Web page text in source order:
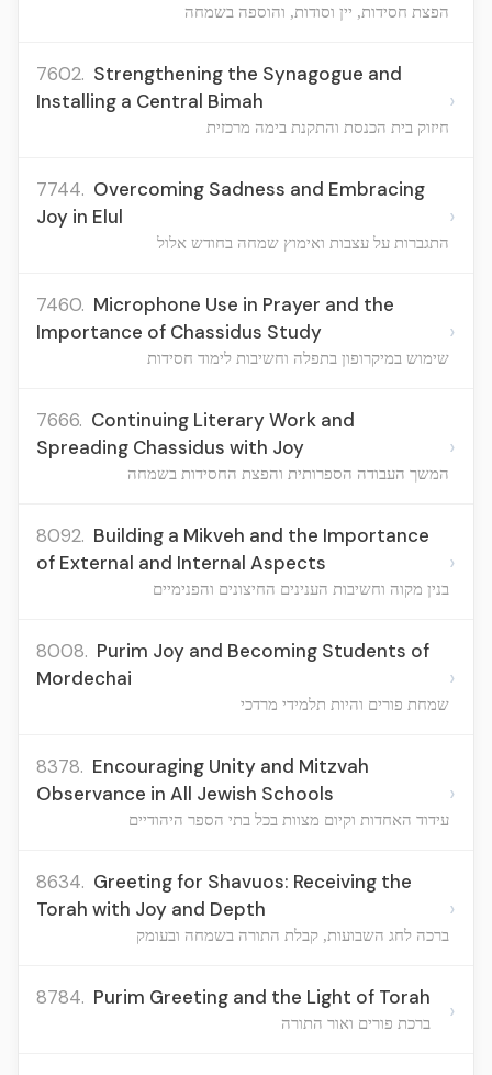
הפצת חסידות, יין וסודות, והוספה בשמחה
7602. Strengthening the Synagogue and
Installing a Central Bimah
חיזוק בית הכנסת והתקנת בימה מרכזית
›
7744. Overcoming Sadness and Embracing
Joy in Elul
התגברות על עצבות ואימוץ שמחה בחודש אלול
›
7460. Microphone Use in Prayer and the
Importance of Chassidus Study
שימוש במיקרופון בתפלה וחשיבות לימוד חסידות
›
7666. Continuing Literary Work and
Spreading Chassidus with Joy
המשך העבודה הספרותית והפצת החסידות בשמחה
›
8092. Building a Mikveh and the Importance
of External and Internal Aspects
בנין מקוה וחשיבות הענינים החיצונים והפנימיים
›
8008. Purim Joy and Becoming Students of
Mordechai
שמחת פורים והיות תלמידי מרדכי
›
8378. Encouraging Unity and Mitzvah
Observance in All Jewish Schools
עידוד האחדות וקיום מצוות בכל בתי הספר היהודיים
›
8634. Greeting for Shavuos: Receiving the
Torah with Joy and Depth
ברכה לחג השבועות, קבלת התורה בשמחה ובעומק
›
8784. Purim Greeting and the Light of Torah
ברכת פורים ואור התורה ›